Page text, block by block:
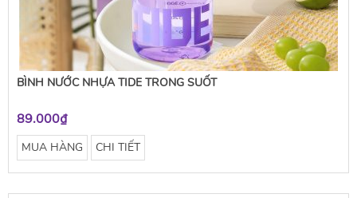
BÌNH NƯỚC NHỰA TIDE TRONG SUỐT
89.000₫
MUA HÀNG CHI TIẾT